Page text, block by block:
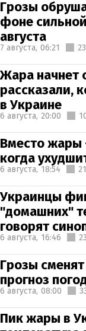
Грозы
фоне
августа
7 августа, 06:21
Жара начнет
рассказали,
в Украине
6 августа, 20:00
Вместо жары
когда
6 августа, 18:54
Украинцы
"домашних"
говорят
6 августа, 16:46
Грозы
прогноз
6 августа, 08:00
Пик жары в